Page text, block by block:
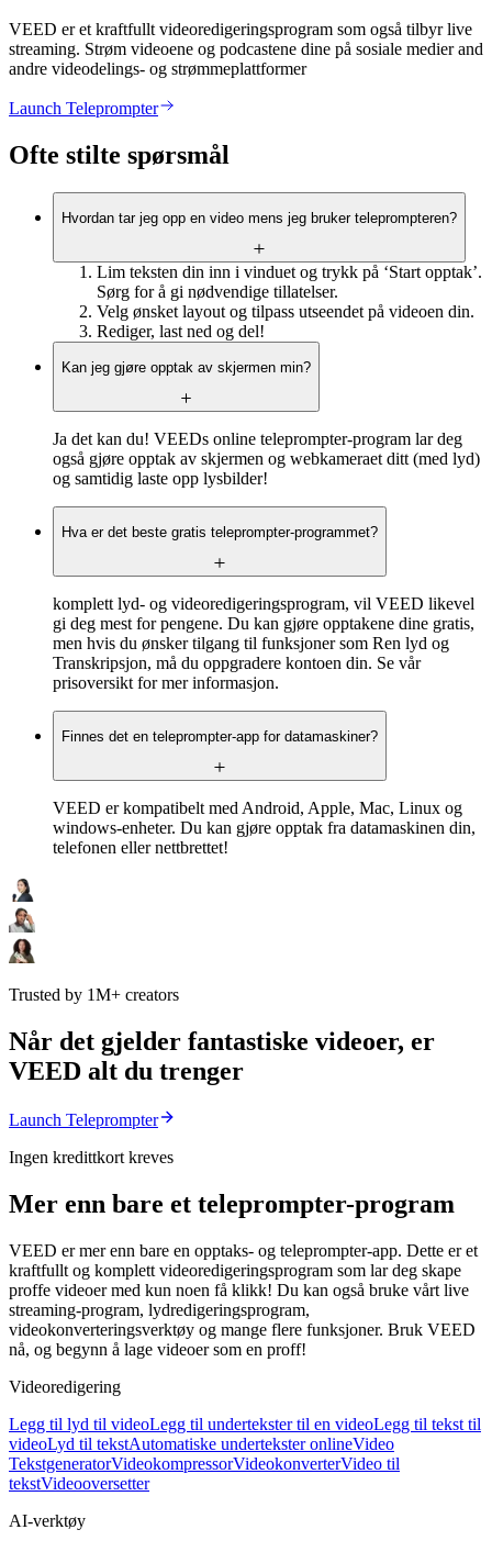
VEED er et kraftfullt videoredigeringsprogram som også tilbyr live
streaming. Strøm videoene og podcastene dine på sosiale medier and
andre videodelings- og strømmeplattformer
Launch Teleprompter
Ofte stilte spørsmål
Hvordan tar jeg opp en video mens jeg bruker teleprompteren?
Lim teksten din inn i vinduet og trykk på ‘Start opptak’.
Sørg for å gi nødvendige tillatelser.
Velg ønsket layout og tilpass utseendet på videoen din.
Rediger, last ned og del!
Kan jeg gjøre opptak av skjermen min?
Ja det kan du! VEEDs online teleprompter-program lar deg
også gjøre opptak av skjermen og webkameraet ditt (med lyd)
og samtidig laste opp lysbilder!
Hva er det beste gratis teleprompter-programmet?
komplett lyd- og videoredigeringsprogram, vil VEED likevel
gi deg mest for pengene. Du kan gjøre opptakene dine gratis,
men hvis du ønsker tilgang til funksjoner som Ren lyd og
Transkripsjon, må du oppgradere kontoen din. Se vår
prisoversikt for mer informasjon.
Finnes det en teleprompter-app for datamaskiner?
VEED er kompatibelt med Android, Apple, Mac, Linux og
windows-enheter. Du kan gjøre opptak fra datamaskinen din,
telefonen eller nettbrettet!
Trusted by 1M+ creators
Når det gjelder fantastiske videoer, er
VEED alt du trenger
Launch Teleprompter
Ingen kredittkort kreves
Mer enn bare et teleprompter-program
VEED er mer enn bare en opptaks- og teleprompter-app. Dette er et
kraftfullt og komplett videoredigeringsprogram som lar deg skape
proffe videoer med kun noen få klikk! Du kan også bruke vårt live
streaming-program, lydredigeringsprogram,
videokonverteringsverktøy og mange flere funksjoner. Bruk VEED
nå, og begynn å lage videoer som en proff!
Videoredigering
Legg til lyd til videoLegg til undertekster til en videoLegg til tekst til
videoLyd til tekstAutomatiske undertekster onlineVideo
TekstgeneratorVideokompressorVideokonverterVideo til
tekstVideooversetter
AI-verktøy